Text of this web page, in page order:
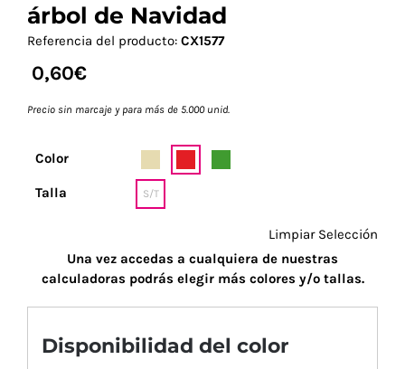
árbol de Navidad
Referencia del producto: CX1577
0,60€
Precio sin marcaje y para más de 5.000 unid.
Color
Talla S/T
Limpiar Selección
Una vez accedas a cualquiera de nuestras
calculadoras podrás elegir más colores y/o tallas.
Disponibilidad del color